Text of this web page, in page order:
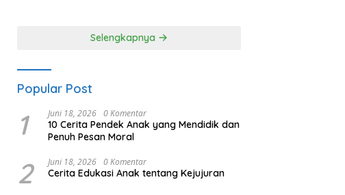
Selengkapnya
Popular Post
1 Juni 18, 2026 0 Komentar
10 Cerita Pendek Anak yang Mendidik dan
Penuh Pesan Moral
2 Juni 18, 2026 0 Komentar
Cerita Edukasi Anak tentang Kejujuran